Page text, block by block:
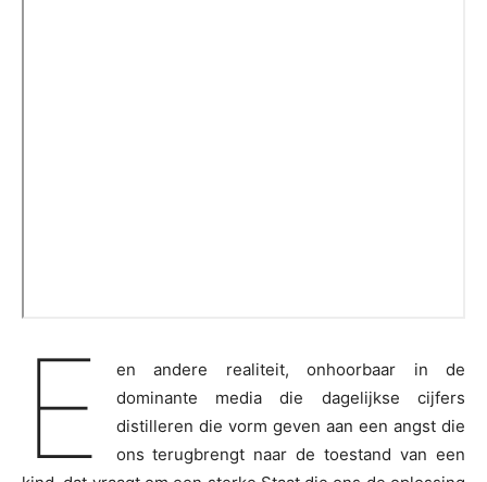
E
en andere realiteit, onhoorbaar in de
dominante media die dagelijkse cijfers
distilleren die vorm geven aan een angst die
ons terugbrengt naar de toestand van een